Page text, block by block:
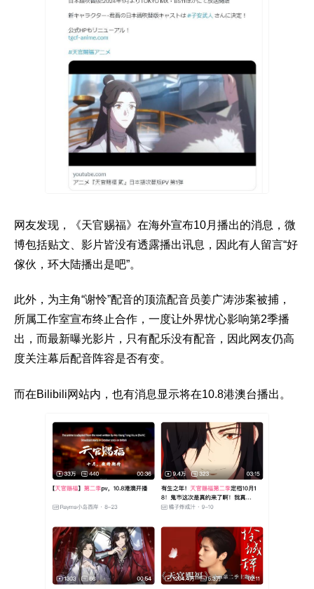
网友发现，《天官赐福》在海外宣布10月播出的消息，微
博包括贴文、影片皆没有透露播出讯息，因此有人留言“好
傢伙，环大陆播出是吧”。
此外，为主角“谢怜”配音的顶流配音员姜广涛涉案被捕，
所属工作室宣布终止合作，一度让外界忧心影响第2季播
出，而最新曝光影片，只有配乐没有配音，因此网友仍高
度关注幕后配音阵容是否有变。
而在Bilibili网站内，也有消息显示将在10.8港澳台播出。